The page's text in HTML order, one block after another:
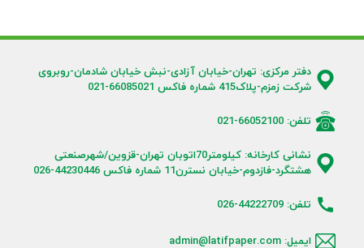
دفتر مرکزی: تهران-خیابان آزادی-نبش خیابان شادمان-روبروی
شرکت زمزم-پلاک415 شماره فاکس 66085021-021
تلفن: 66052100-021
نشانی کارخانه: کیلومتر70اتوبان تهران-قزوین/شهرصنعتی
هشتگرد-فازدوم-خیابان نسترن11 شماره فاکس 44230446-026
تلفن: 44222709-026
ایمیل: admin@latifpaper.com